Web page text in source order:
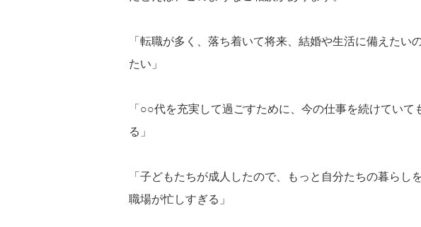
「転職が多く、落ち着いて将来、結婚や生活に備えたい
たい」
「○○代を充実して過ごすために、今の仕事を続けてい
る」
「子どもたちが成人したので、もっと自分たちの暮らし
職場が忙しすぎる」